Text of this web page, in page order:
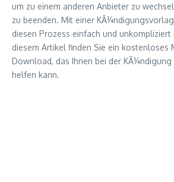
um zu einem anderen Anbieter zu
zu beenden. Mit einer
diesen Prozess einfach und
diesem Artikel finden Sie ein kostenloses
Download, das Ihnen bei der
helfen kann.